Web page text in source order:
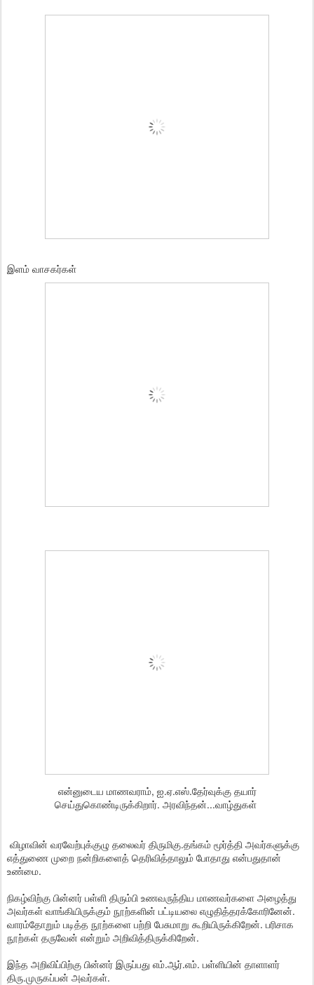
இளம் வாசகர்கள்
என்னுடைய மாணவராம், ஐ.ஏ.எஸ்.தேர்வுக்கு தயார்
செய்துகொண்டிருக்கிறார். அரவிந்தன்...வாழ்துகள்
விழாவின் வரவேற்புக்குழு தலைவர் திருமிகு.தங்கம் மூர்த்தி அவர்களுக்கு
எத்துணை முறை நன்றிகளைத் தெரிவித்தாலும் போதாது என்பதுதான்
உண்மை.
நிகழ்விற்கு பின்னர் பள்ளி திரும்பி உணவருந்திய மாணவர்களை அழைத்து
அவர்கள் வாங்கியிருக்கும் நூற்களின் பட்டியலை எழுதித்தரக்கோரினேன்.
வாரம்தோறும் படித்த நூற்களை பற்றி பேசுமாறு கூறியிருக்கிறேன். பரிசாக
நூற்கள் தருவேன் என்றும் அறிவித்திருக்கிறேன்.
இந்த அறிவிப்பிற்கு பின்னர் இருப்பது எம்.ஆர்.எம். பள்ளியின் தாளாளர்
திரு.முருகப்பன் அவர்கள்.